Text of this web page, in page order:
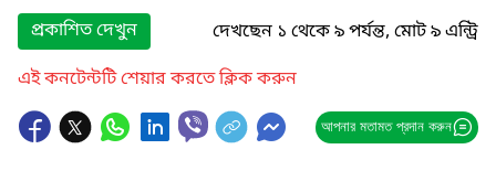
প্রকাশিত দেখুন
দেখছেন ১ থেকে ৯ পর্যন্ত, মোট ৯ এন্ট্রি
এই কনটেন্টটি শেয়ার করতে ক্লিক করুন
আপনার মতামত প্রদান করুন